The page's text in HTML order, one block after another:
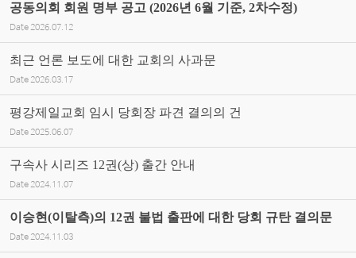
공동의회 회원 명부 공고 (2026년 6월 기준, 2차수정)
Date 2026.07.12
최근 언론 보도에 대한 교회의 사과문
Date 2026.03.17
평강제일교회 임시 당회장 파견 결의의 건
Date 2025.06.07
구속사 시리즈 12권(상) 출간 안내
Date 2024.11.07
이승현(이탈측)의 12권 불법 출판에 대한 당회 규탄 결의문
Date 2024.11.03